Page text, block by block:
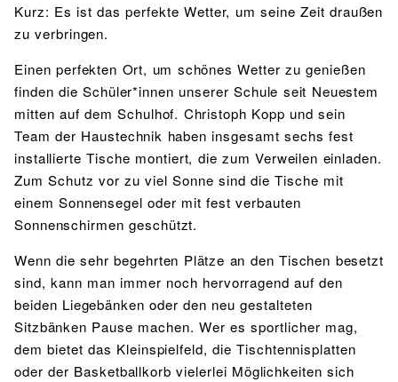
Kurz: Es ist das perfekte Wetter, um seine Zeit draußen
zu verbringen.
Einen perfekten Ort, um schönes Wetter zu genießen
finden die Schüler*innen unserer Schule seit Neuestem
mitten auf dem Schulhof. Christoph Kopp und sein
Team der Haustechnik haben insgesamt sechs fest
installierte Tische montiert, die zum Verweilen einladen.
Zum Schutz vor zu viel Sonne sind die Tische mit
einem Sonnensegel oder mit fest verbauten
Sonnenschirmen geschützt.
Wenn die sehr begehrten Plätze an den Tischen besetzt
sind, kann man immer noch hervorragend auf den
beiden Liegebänken oder den neu gestalteten
Sitzbänken Pause machen. Wer es sportlicher mag,
dem bietet das Kleinspielfeld, die Tischtennisplatten
oder der Basketballkorb vielerlei Möglichkeiten sich